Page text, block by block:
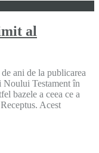
al
ani de la publicarea
Noului Testament în
bazele a ceea ce a
Acest